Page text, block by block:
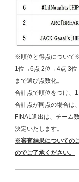
※順位と得点について
1位→6点 2位→4点 3位
まで選び点数化。
合計点で順位をつけ、
合計点が同点の場合は
FINAL進出は、チーム
決定いたします。
※審査結果についての
のでご了承ください。